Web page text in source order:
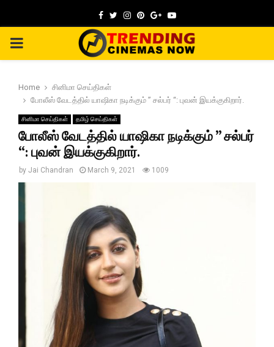
Facebook
TwitterInstagram
Pinterest
GoogleYoutube
PRIMARY
Home
சினிமா செய்திகள்
போலீஸ் வேடத்தில் யாஷிகா நடிக்கும் ” சல்பர் “: புவன் இயக்குகிறார்.
சினிமா செய்திகள் தமிழ் செய்திகள்
போலீஸ் வேடத்தில் யாஷிகா நடிக்கும் ” சல்பர்
“: புவன் இயக்குகிறார்.
by Jai Chandran March 9, 2021 1009